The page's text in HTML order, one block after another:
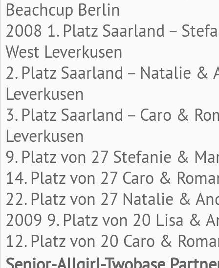
Beachcup Berlin
2008 1. Platz Saarland –
West Leverkusen
2. Platz Saarland – Natalie &
Leverkusen
3. Platz Saarland – Caro &
Leverkusen
9. Platz von 27 Stefanie &
14. Platz von 27 Caro &
22. Platz von 27 Natalie &
2009 9. Platz von 20 Lisa &
12. Platz von 20 Caro &